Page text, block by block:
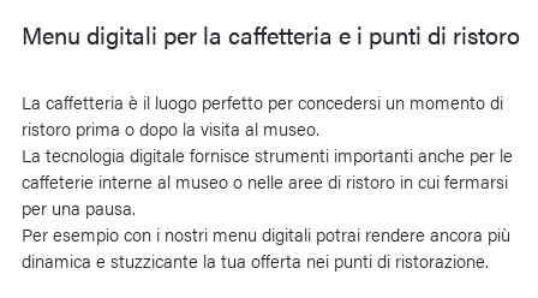
Menu digitali per la caffetteria e i punti di ristoro
La caffetteria è il luogo perfetto per concedersi un momento di
ristoro prima o dopo la visita al museo.
La tecnologia digitale fornisce strumenti importanti anche per le
caffeterie interne al museo o nelle aree di ristoro in cui fermarsi
per una pausa.
Per esempio con i nostri menu digitali potrai rendere ancora più
dinamica e stuzzicante la tua offerta nei punti di ristorazione.